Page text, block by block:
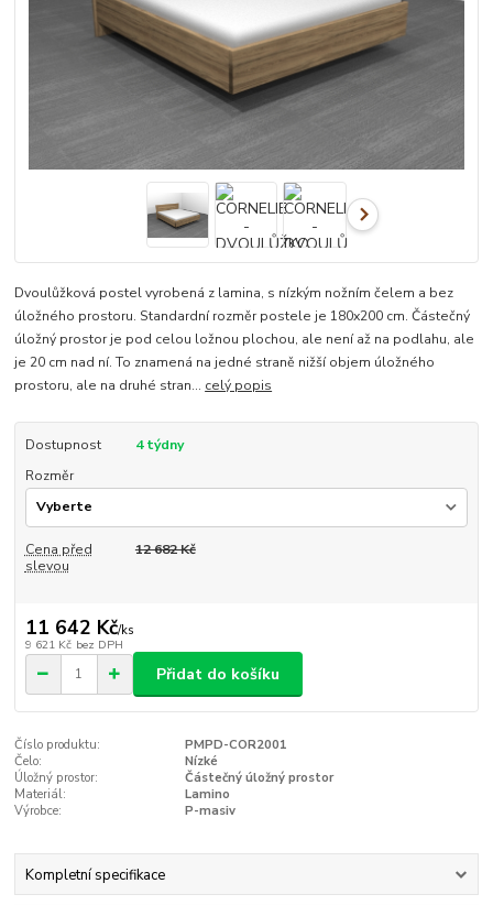
Dvoulůžková postel vyrobená z lamina, s nízkým nožním čelem a bez
úložného prostoru. Standardní rozměr postele je 180x200 cm. Částečný
úložný prostor je pod celou ložnou plochou, ale není až na podlahu, ale
je 20 cm nad ní. To znamená na jedné straně nižší objem úložného
prostoru, ale na druhé stran... celý popis
Dostupnost
4 týdny
Rozměr
Cena před
slevou
12 682 Kč
11 642 Kč/ks
9 621 Kč bez DPH
Přidat do košíku
Číslo produktu:
PMPD-COR2001
Čelo:
Nízké
Úložný prostor:
Částečný úložný prostor
Materiál:
Lamino
Výrobce:
P-masiv
Kompletní specifikace